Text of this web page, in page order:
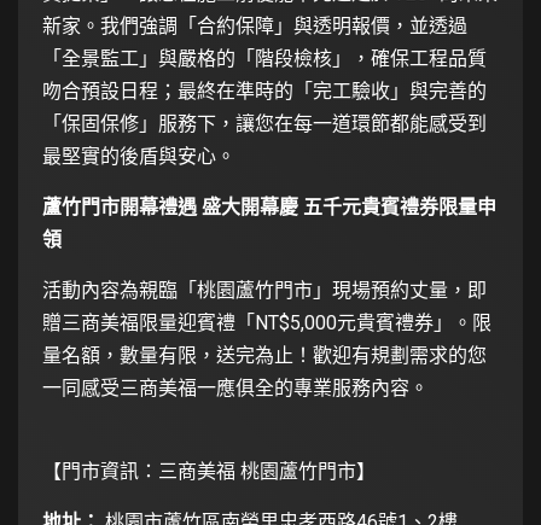
新家。我們強調「合約保障」與透明報價，並透過
「全景監工」與嚴格的「階段檢核」，確保工程品質
吻合預設日程；最終在準時的「完工驗收」與完善的
「保固保修」服務下，讓您在每一道環節都能感受到
最堅實的後盾與安心。
蘆竹門市開幕禮遇 盛大開幕慶 五千元貴賓禮券限量申
領
活動內容為親臨「桃園蘆竹門市」現場預約丈量，即
贈三商美福限量迎賓禮「NT$5,000元貴賓禮券」。限
量名額，數量有限，送完為止！歡迎有規劃需求的您
一同感受三商美福一應俱全的專業服務內容。
【門市資訊 ：三商美福 桃園蘆竹門市】